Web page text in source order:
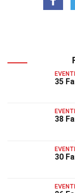
EVENTI
35
EVENTI
38
EVENTI
30
EVENTI